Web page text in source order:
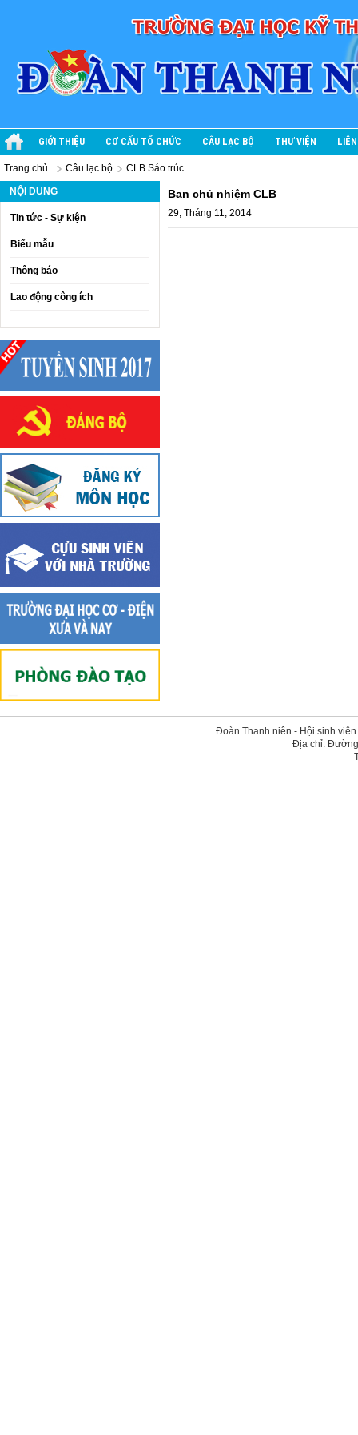
GIỚI THIỆU CƠ CẤU TỔ CHỨC CÂU LẠC BỘ THƯ VIỆN
Trang chủ Câu lạc bộ CLB Sáo trúc
NỘI DUNG
Tin tức - Sự kiện
Biểu mẫu
Thông báo
Lao động công ích
Ban chủ nhiệm CLB
29, Tháng 11, 2014
Đoàn Thanh niên - Hội sinh
Địa chỉ: